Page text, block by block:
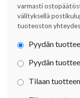
varmasti
välityksellä
tuoteoston
Pyydän
Pyydän
Tilaan tuotteen